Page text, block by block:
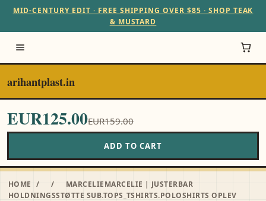
MID-CENTURY EDIT · FREE SHIPPING OVER $85 · SHOP TEAK
& MUSTARD
arihantplast.in
EUR125.00EUR159.00
ADD TO CART
HOME / /
MARCELIEMARCELIE | JUSTERBAR
HOLDNINGSSTØTTE SUB.TOPS_TSHIRTS.POLOSHIRTS OPLEV